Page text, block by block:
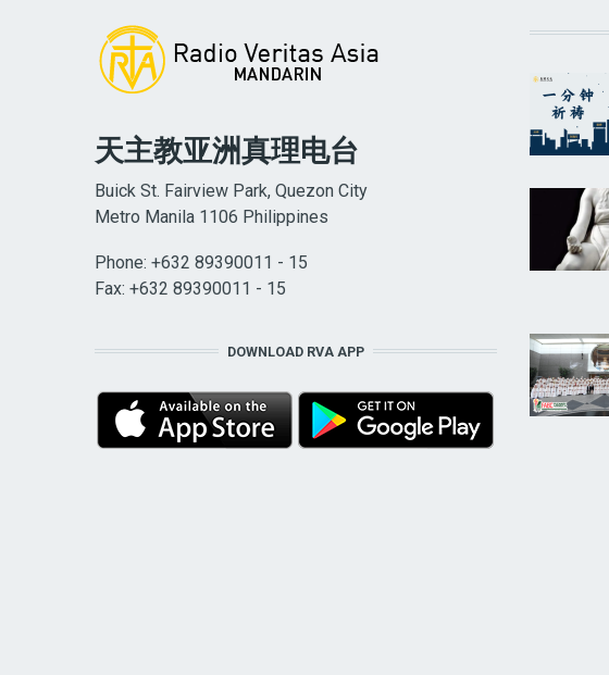
天主教亚洲真理电台
Buick St. Fairview Park, Quezon City
Metro Manila 1106 Philippines
Phone: +632 89390011 - 15
Fax: +632 89390011 - 15
DOWNLOAD RVA APP